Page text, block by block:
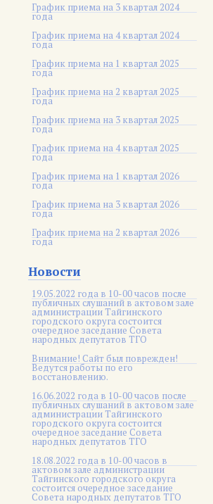
График приема на 3 квартал 2024
года
График приема на 4 квартал 2024
года
График приема на 1 квартал 2025
года
График приема на 2 квартал 2025
года
График приема на 3 квартал 2025
года
График приема на 4 квартал 2025
года
График приема на 1 квартал 2026
года
График приема на 3 квартал 2026
года
График приема на 2 квартал 2026
года
Новости
19.05.2022 года в 10-00 часов после
публичных слушаний в актовом зале
администрации Тайгинского
городского округа состоится
очередное заседание Совета
народных депутатов ТГО
Внимание! Сайт был поврежден!
Ведутся работы по его
восстановлению.
16.06.2022 года в 10-00 часов после
публичных слушаний в актовом зале
администрации Тайгинского
городского округа состоится
очередное заседание Совета
народных депутатов ТГО
18.08.2022 года в 10-00 часов в
актовом зале администрации
Тайгинского городского округа
состоится очередное заседание
Совета народных депутатов ТГО